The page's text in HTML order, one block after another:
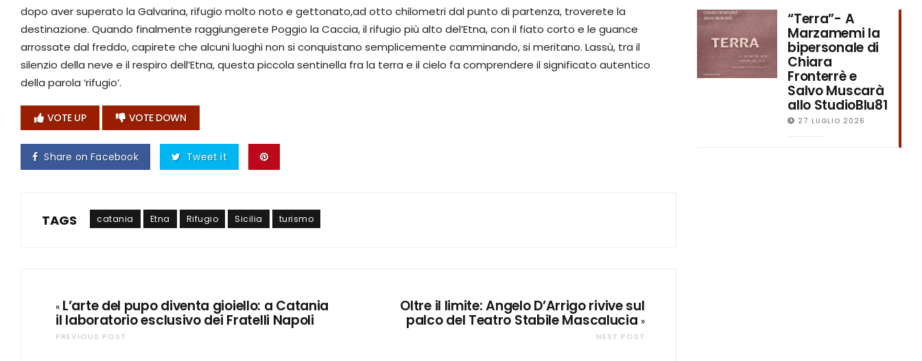
dopo aver superato la Galvarina, rifugio molto noto e gettonato,ad otto chilometri dal punto di partenza, troverete la
destinazione. Quando finalmente raggiungerete Poggio la Caccia, il rifugio più alto del’Etna, con il fiato corto e le guance
arrossate dal freddo, capirete che alcuni luoghi non si conquistano semplicemente camminando, si meritano. Lassù, tra il
silenzio della neve e il respiro dell’Etna, questa piccola sentinella fra la terra e il cielo fa comprendere il significato autentico
della parola ‘rifugio’.
VOTE UP VOTE DOWN
Share on Facebook Tweet it
TAGS catania Etna Rifugio Sicilia turismo
« L’arte del pupo diventa gioiello: a Catania
il laboratorio esclusivo dei Fratelli Napoli
PREVIOUS POST
Oltre il limite: Angelo D’Arrigo rivive sul
palco del Teatro Stabile Mascalucia »
NEXT POST
“Terra”- A
Marzamemi la
bipersonale di
Chiara
Fronterrè e
Salvo Muscarà
allo StudioBlu81
27 LUGLIO 2026